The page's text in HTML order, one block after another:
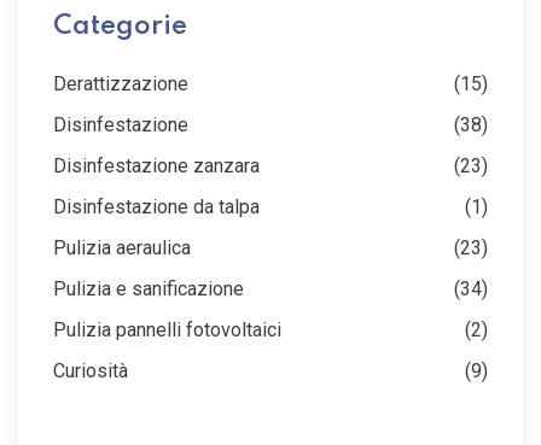
Categorie
Derattizzazione
(15)
Disinfestazione
(38)
Disinfestazione zanzara
(23)
Disinfestazione da talpa
(1)
Pulizia aeraulica
(23)
Pulizia e sanificazione
(34)
Pulizia pannelli fotovoltaici
(2)
Curiosità
(9)